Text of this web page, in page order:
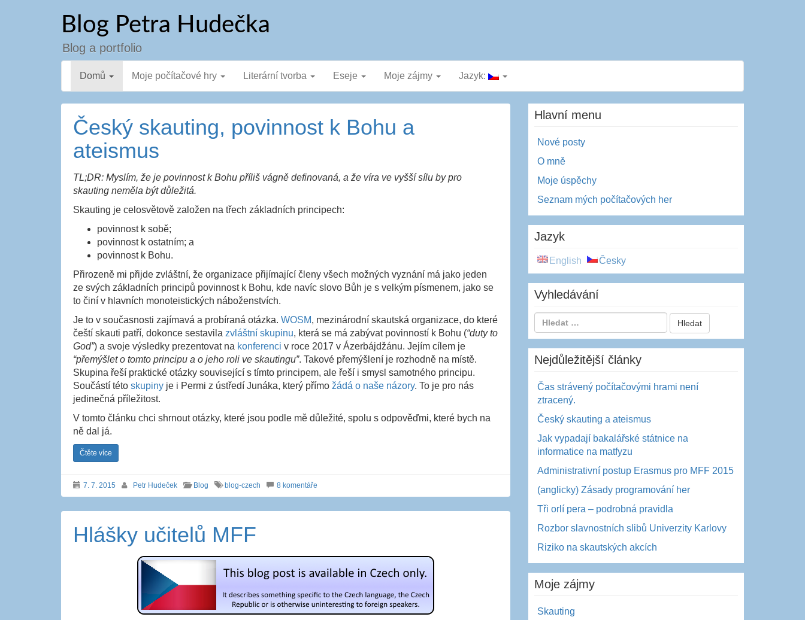
Blog Petra Hudečka
Blog a portfolio
Domů Moje počítačové hry Literární tvorba Eseje Moje zájmy Jazyk:
Český skauting, povinnost k Bohu a
ateismus
TL;DR: Myslím, že je povinnost k Bohu příliš vágně definovaná, a že víra ve vyšší sílu by pro
skauting neměla být důležitá.
Skauting je celosvětově založen na třech základních principech:
povinnost k sobě;
povinnost k ostatním; a
povinnost k Bohu.
Přirozeně mi přijde zvláštní, že organizace přijímající členy všech možných vyznání má jako jeden
ze svých základních principů povinnost k Bohu, kde navíc slovo Bůh je s velkým písmenem, jako se
to činí v hlavních monoteistických náboženstvích.
Je to v současnosti zajímavá a probíraná otázka. WOSM, mezinárodní skautská organizace, do které
čeští skauti patří, dokonce sestavila zvláštní skupinu, která se má zabývat povinností k Bohu (“duty to
God”) a svoje výsledky prezentovat na konferenci v roce 2017 v Ázerbájdžánu. Jejím cílem je
“přemýšlet o tomto principu a o jeho roli ve skautingu”. Takové přemýšlení je rozhodně na místě.
Skupina řeší praktické otázky související s tímto principem, ale řeší i smysl samotného principu.
Součástí této skupiny je i Permi z ústředí Junáka, který přímo žádá o naše názory. To je pro nás
jedinečná příležitost.
V tomto článku chci shrnout otázky, které jsou podle mě důležité, spolu s odpověďmi, které bych na
ně dal já.
Čtěte více
7. 7. 2015 Petr Hudeček Blog blog-czech 8 komentáře
Hlášky učitelů MFF
Hlavní menu
Nové posty
O mně
Moje úspěchy
Seznam mých počítačových her
Jazyk
English Česky
Vyhledávání
Nejdůležitější články
Čas strávený počítačovými hrami není
ztracený.
Český skauting a ateismus
Jak vypadají bakalářské státnice na
informatice na matfyzu
Administrativní postup Erasmus pro MFF 2015
(anglicky) Zásady programování her
Tři orlí pera – podrobná pravidla
Rozbor slavnostních slibů Univerzity Karlovy
Riziko na skautských akcích
Moje zájmy
Skauting